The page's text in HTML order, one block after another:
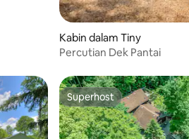
Kabin dalam Tiny
Percutian Dek Pantai
Superhost
Superhost